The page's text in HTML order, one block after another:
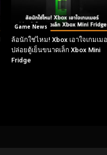
Game News
ล้อนักใช่ไหม! Xbox เอาใจเกมเม
ปล่อยตู้เย็นขนาดเล็ก Xbox Mini
Fridge